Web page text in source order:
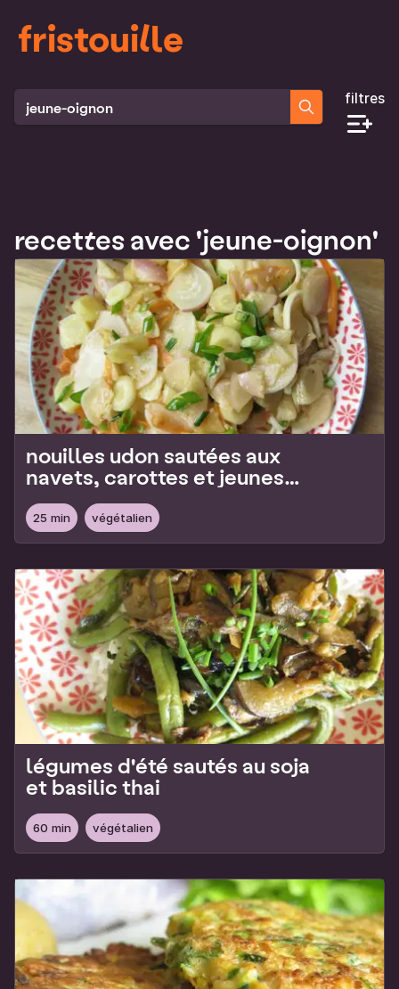
fristouille
Rechercher des recettes filtres
recettes avec 'jeune-oignon'
Liste des recettes qui correspondent à ta recherche
nouilles udon sautées aux
navets, carottes et jeunes
oignons
25 min végétalien
légumes d'été sautés au soja
et basilic thai
60 min végétalien